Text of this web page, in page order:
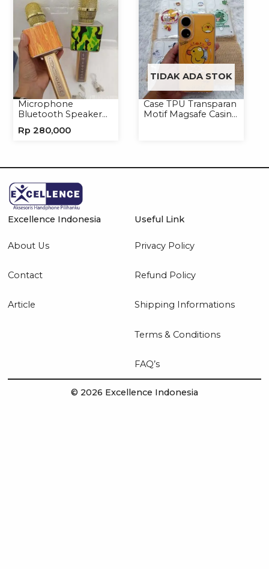
Microphone
Bluetooth Speaker
Mikrofon Wireless
Rp 280,000
TIDAK ADA STOK
Case TPU Transparan
Motif Magsafe Casing
Excellence Indonesia
About Us
Contact
Article
Useful Link
Privacy Policy
Refund Policy
Shipping Informations
Terms & Conditions
FAQ’s
© 2026 Excellence Indonesia